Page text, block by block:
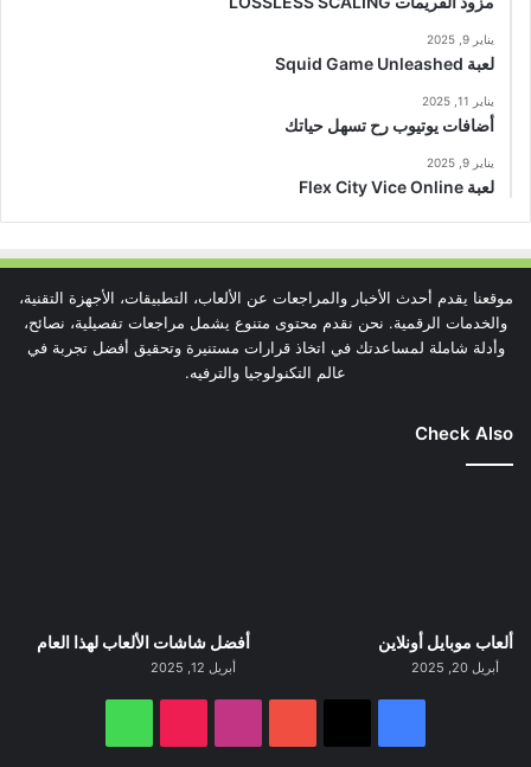
يناير 9, 2025
لعبة Squid Game Unleashed
يناير 11, 2025
أضافات يوتيوب رح تسهل حياتك
يناير 9, 2025
لعبة Flex City Vice Online
موقعنا يقدم أحدث الأخبار والمراجعات عن الألعاب، التطبيقات، الأجهزة التقنية،
والخدمات الرقمية. نحن نقدم محتوى متنوع يشمل مراجعات تفصيلية، نصائح،
وأدلة شاملة لمساعدتك في اتخاذ قرارات مستنيرة وتحقيق أفضل تجربة في
عالم التكنولوجيا والترفيه.
Check Also
ألعاب موبايل أونلاين
أبريل 20, 2025
أفضل شاشات الألعاب لهذا العام
أبريل 12, 2025